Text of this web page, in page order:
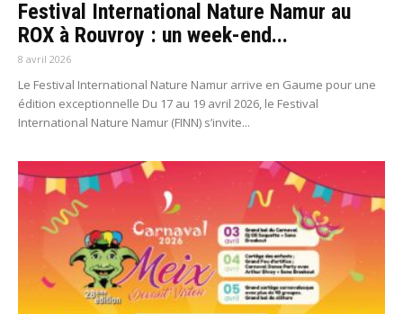
Festival International Nature Namur au
ROX à Rouvroy : un week-end...
8 avril 2026
Le Festival International Nature Namur arrive en Gaume pour une
édition exceptionnelle Du 17 au 19 avril 2026, le Festival
International Nature Namur (FINN) s’invite...